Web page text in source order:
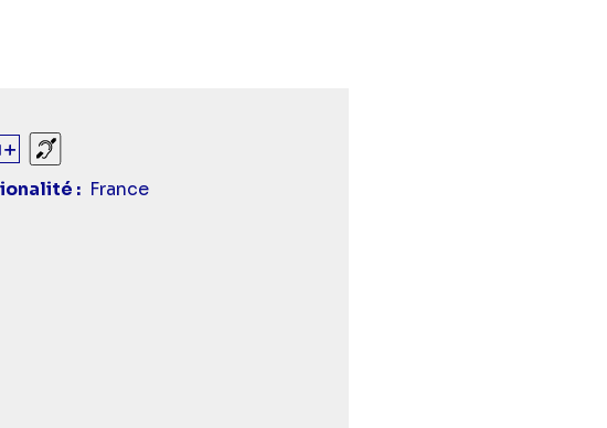
- Téléfoot n°14" sur twitter
- Téléfoot n°14" sur facebook
Sourds et malentendants
France